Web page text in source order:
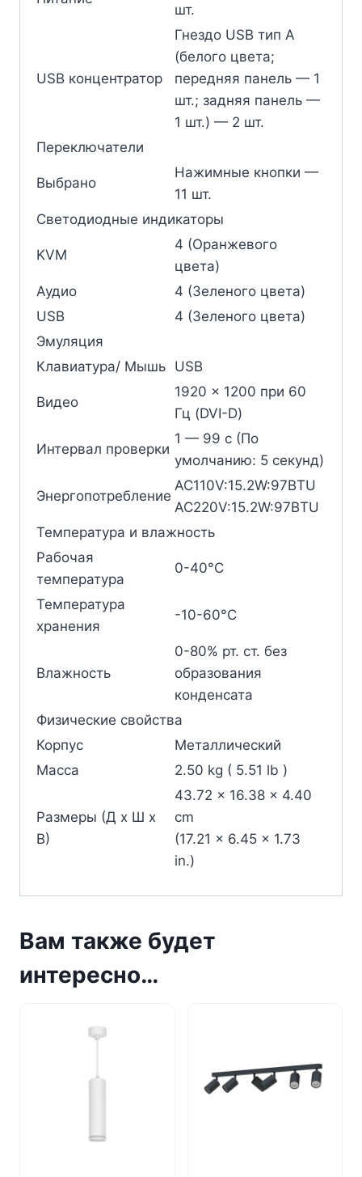
шт.
USB концентратор
Гнездо USB тип А
(белого цвета;
передняя панель — 1
шт.; задняя панель —
1 шт.) — 2 шт.
Переключатели
Выбрано
Нажимные кнопки —
11 шт.
Светодиодные индикаторы
KVM
4 (Оранжевого
цвета)
Аудио
4 (Зеленого цвета)
USB
4 (Зеленого цвета)
Эмуляция
Клавиатура/ Мышь USB
Видео
1920 x 1200 при 60
Гц (DVI-D)
Интервал проверки
1 — 99 с (По
умолчанию: 5 секунд)
Энергопотребление
AC110V:15.2W:97BTU
AC220V:15.2W:97BTU
Температура и влажность
Рабочая
температура
0-40°C
Температура
хранения
-10-60°C
Влажность
0-80% рт. ст. без
образования
конденсата
Физические свойства
Корпус
Металлический
Масса
2.50 kg ( 5.51 lb )
Размеры (Д х Ш х
В)
43.72 x 16.38 x 4.40
cm
(17.21 x 6.45 x 1.73
in.)
Вам также будет
интересно…